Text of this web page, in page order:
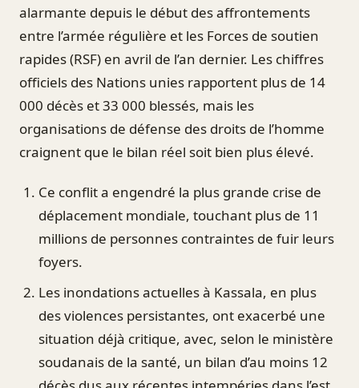
alarmante depuis le début des affrontements
entre l’armée régulière et les Forces de soutien
rapides (RSF) en avril de l’an dernier. Les chiffres
officiels des Nations unies rapportent plus de 14
000 décès et 33 000 blessés, mais les
organisations de défense des droits de l’homme
craignent que le bilan réel soit bien plus élevé.
Ce conflit a engendré la plus grande crise de
déplacement mondiale, touchant plus de 11
millions de personnes contraintes de fuir leurs
foyers.
Les inondations actuelles à Kassala, en plus
des violences persistantes, ont exacerbé une
situation déjà critique, avec, selon le ministère
soudanais de la santé, un bilan d’au moins 12